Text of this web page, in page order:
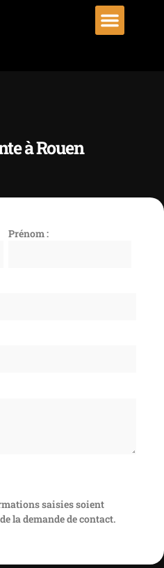
à Rouen
Prénom :
saisies soient
la demande de contact.